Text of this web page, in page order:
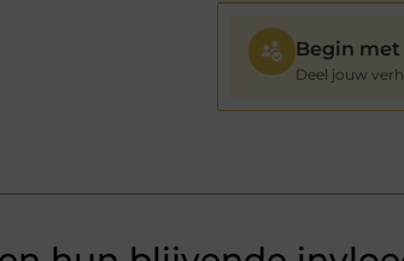
Begin
Deel jouw